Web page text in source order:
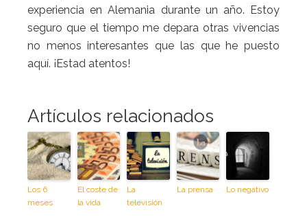
experiencia en Alemania durante un año. Estoy
seguro que el tiempo me depara otras vivencias
no menos interesantes que las que he puesto
aquí. ¡Estad atentos!
Artículos relacionados
Los 6
meses
El coste de
la vida
La
televisión
La prensa Lo negativo